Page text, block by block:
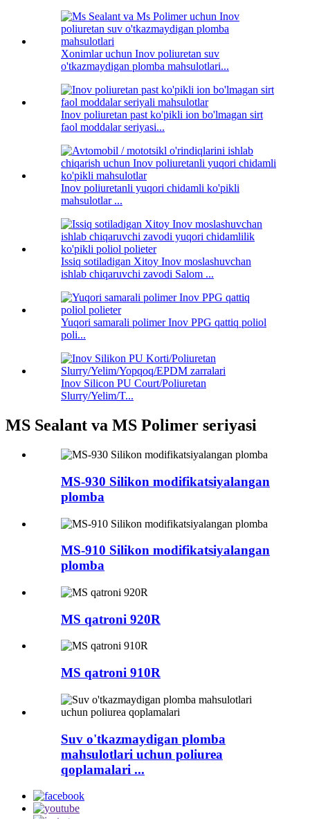
Xonimlar uchun Inov poliuretan suv
o'tkazmaydigan plomba mahsulotlari...
Inov poliuretan past ko'pikli ion bo'lmagan sirt
faol moddalar seriyasi...
Inov poliuretanli yuqori chidamli ko'pikli
mahsulotlar ...
Issiq sotiladigan Xitoy Inov moslashuvchan
ishlab chiqaruvchi zavodi Salom ...
Yuqori samarali polimer Inov PPG qattiq poliol
poli...
Inov Silicon PU Court/Poliuretan
Slurry/Yelim/T...
MS Sealant va MS Polimer seriyasi
MS-930 Silikon modifikatsiyalangan
plomba
MS-910 Silikon modifikatsiyalangan
plomba
MS qatroni 920R
MS qatroni 910R
Suv o'tkazmaydigan plomba
mahsulotlari uchun poliurea
qoplamalari ...